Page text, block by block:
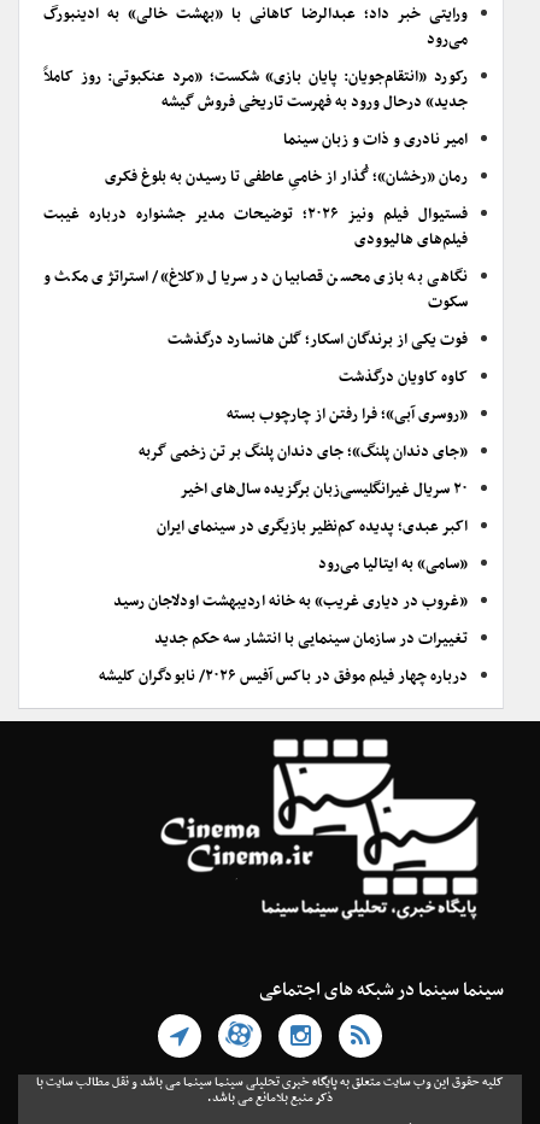
ورایتی خبر داد؛ عبدالرضا کاهانی با «بهشت خالی» به ادینبورگ
می‌رود
رکورد «انتقام‌جویان: پایان بازی» شکست؛ «مرد عنکبوتی: روز کاملاً
جدید» درحال ورود به فهرست تاریخی فروش گیشه
امیر نادری و ذات و زبان سینما
رمان «رخشان»؛ گُذار از خامیِ عاطفی تا رسیدن به بلوغ فکری
فستیوال فیلم ونیز ۲۰۲۶؛ توضیحات مدیر جشنواره درباره غیبت
فیلم‌های هالیوودی
نگاهی به بازی محسن قصابیان در سریال «کلاغ»/ استراتژی مکث و
سکوت
فوت یکی از برندگان اسکار؛ گلن هانسارد درگذشت
کاوه کاویان درگذشت
«روسری آبی»؛ فرا رفتن از چارچوب بسته
«جای دندان پلنگ»؛ جای دندان پلنگ بر تن زخمی گربه
۲۰ سریال غیرانگلیسی‌زبان برگزیده سال‌های اخیر
اکبر عبدی؛ پدیده کم‌نظیر بازیگری در سینمای ایران
«سامی» به ایتالیا می‌رود
«غروب در دیاری غریب» به خانه اردیبهشت اودلاجان رسید
تغییرات در سازمان سینمایی با انتشار سه حکم جدید
درباره چهار فیلم موفق در باکس آفیس ۲۰۲۶/ نابودگران کلیشه
سینما سینما در شبکه های اجتماعی
کلیه حقوق این وب سایت متعلق به پایگاه خبری تحلیلی سینما سینما می باشد و نقل مطالب سایت با
ذکر منبع بلامانع می باشد.